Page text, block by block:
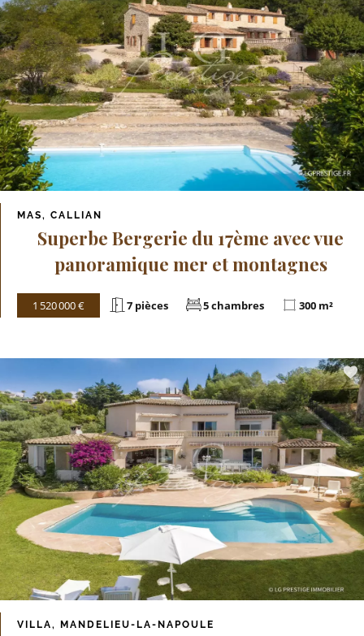
MAS, CALLIAN
Superbe Bergerie du 17ème avec vue
panoramique mer et montagnes
1 520 000 € 7 pièces 5 chambres 300 m²
VILLA, MANDELIEU-LA-NAPOULE